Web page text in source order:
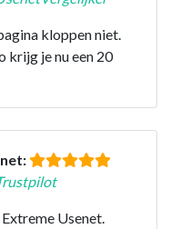
kloppen niet.
krijg je nu een 20
Usenet.